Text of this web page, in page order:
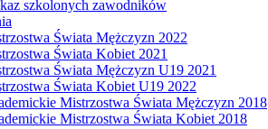
szkolonych zawodników
Świata Mężczyzn 2022
Świata Kobiet 2021
Świata Mężczyzn U19 2021
Świata Kobiet U19 2022
Mistrzostwa Świata Mężczyzn 2018
Mistrzostwa Świata Kobiet 2018